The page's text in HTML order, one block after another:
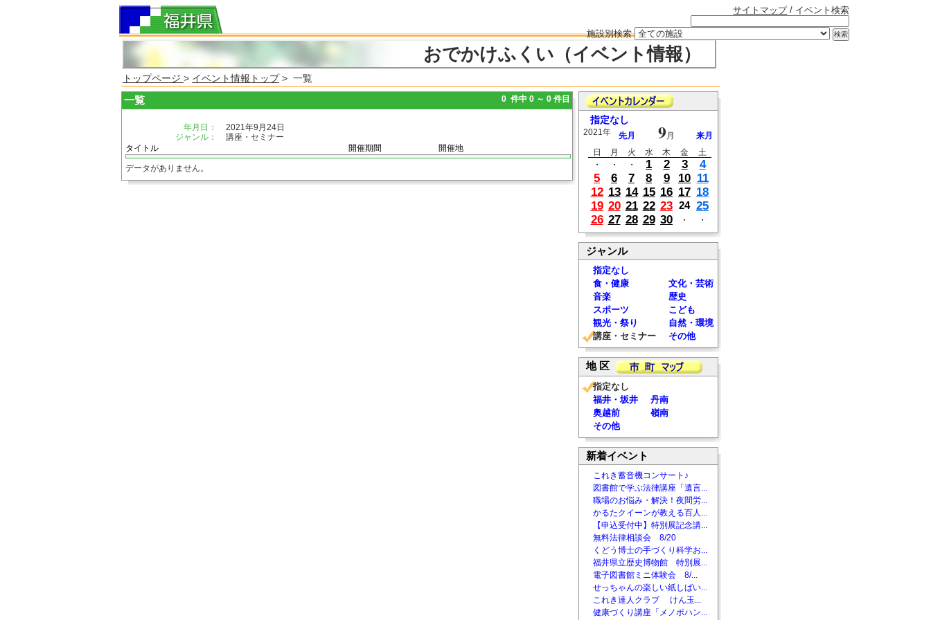
サイトマップ/ イベント検索
施設別検索
おでかけふくい（イベント情報）
トップページ > イベント情報トップ> 一覧
一覧 0 件中 0 ～ 0 件目
年月日：
2021年9月24日
ジャンル：
講座・セミナー
タイトル
開催期間 開催地
データがありません。
指定なし
2021年 先月 9月
来月
日
月 火 水 木 金
土
・
・ ・ 1 2 3
4
5
6 7 8 9 10 11
12 13 14 15 16 17 18
19 20 21 22 23 24 25
26 27 28 29 30 ・ ・
ジャンル
指定なし
食・健康
文化・芸術
音楽
歴史
スポーツ
こども
観光・祭り
自然・環境
講座・セミナー
その他
地 区
指定なし
福井・坂井
丹南
奥越前
嶺南
その他
新着イベント
これき蓄音機コンサート♪
図書館で学ぶ法律講座「遺言...
職場のお悩み・解決！夜間労...
かるたクイーンが教える百人...
【申込受付中】特別展記念講...
無料法律相談会 8/20
くどう博士の手づくり科学お...
福井県立歴史博物館 特別展...
電子図書館ミニ体験会 8/...
せっちゃんの楽しい紙しばい...
これき達人クラブ けん玉...
健康づくり講座「メノポハン...